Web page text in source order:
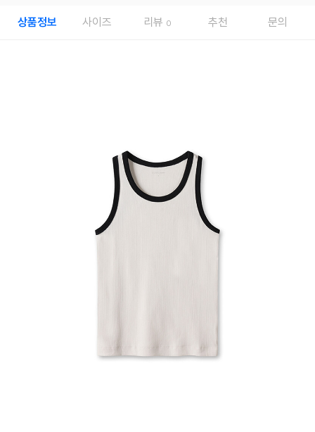
상품정보 사이즈 리뷰 0 추천 문의